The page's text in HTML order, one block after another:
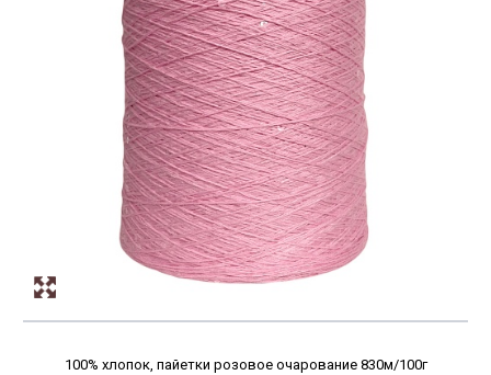
100% хлопок, пайетки розовое очарование 830м/100г